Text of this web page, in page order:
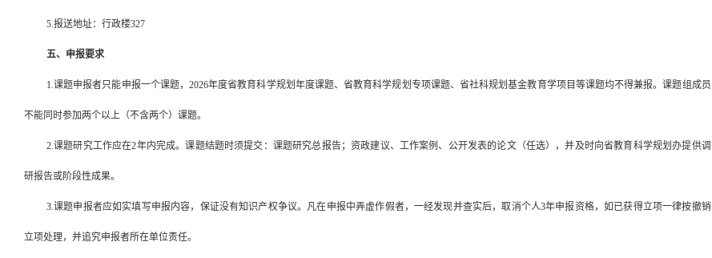
5.报送地址： 行政楼327
五、申报要求
1.课题申报者只能申报一个课题，2026年度省教育科学规划年度课题、省教育科学规划专项课题、省社科规划基金教育学项目等课题均不得兼报。课题组成员
不能同时参加两个以上（不含两个）课题。
2.课题研究工作应在2年内完成。课题结题时须提交：课题研究总报告；资政建议、工作案例、公开发表的论文（任选），并及时向省教育科学规划办提供调
研报告或阶段性成果。
3.课题申报者应如实填写申报内容，保证没有知识产权争议。凡在申报中弄虚作假者，一经发现并查实后，取消个人3年申报资格，如已获得立项一律按撤销
立项处理，并追究申报者所在单位责任。